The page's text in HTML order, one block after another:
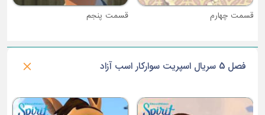
قسمت چهارم قسمت پنجم
فصل 5 سریال اسپریت سوارکار اسب آزاد